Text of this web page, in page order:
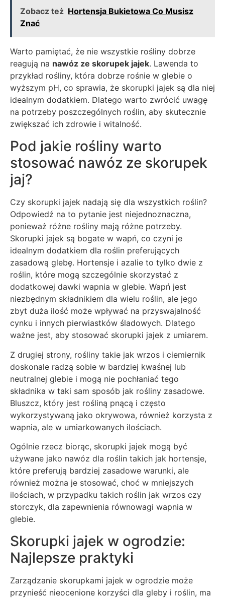
Zobacz też Hortensja Bukietowa Co Musisz
Znać
Warto pamiętać, że nie wszystkie rośliny dobrze
reagują na nawóz ze skorupek jajek. Lawenda to
przykład rośliny, która dobrze rośnie w glebie o
wyższym pH, co sprawia, że skorupki jajek są dla niej
idealnym dodatkiem. Dlatego warto zwrócić uwagę
na potrzeby poszczególnych roślin, aby skutecznie
zwiększać ich zdrowie i witalność.
Pod jakie rośliny warto
stosować nawóz ze skorupek
jaj?
Czy skorupki jajek nadają się dla wszystkich roślin?
Odpowiedź na to pytanie jest niejednoznaczna,
ponieważ różne rośliny mają różne potrzeby.
Skorupki jajek są bogate w wapń, co czyni je
idealnym dodatkiem dla roślin preferujących
zasadową glebę. Hortensje i azalie to tylko dwie z
roślin, które mogą szczególnie skorzystać z
dodatkowej dawki wapnia w glebie. Wapń jest
niezbędnym składnikiem dla wielu roślin, ale jego
zbyt duża ilość może wpływać na przyswajalność
cynku i innych pierwiastków śladowych. Dlatego
ważne jest, aby stosować skorupki jajek z umiarem.
Z drugiej strony, rośliny takie jak wrzos i ciemiernik
doskonale radzą sobie w bardziej kwaśnej lub
neutralnej glebie i mogą nie pochłaniać tego
składnika w taki sam sposób jak rośliny zasadowe.
Bluszcz, który jest rośliną pnącą i często
wykorzystywaną jako okrywowa, również korzysta z
wapnia, ale w umiarkowanych ilościach.
Ogólnie rzecz biorąc, skorupki jajek mogą być
używane jako nawóz dla roślin takich jak hortensje,
które preferują bardziej zasadowe warunki, ale
również można je stosować, choć w mniejszych
ilościach, w przypadku takich roślin jak wrzos czy
storczyk, dla zapewnienia równowagi wapnia w
glebie.
Skorupki jajek w ogrodzie:
Najlepsze praktyki
Zarządzanie skorupkami jajek w ogrodzie może
przynieść nieocenione korzyści dla gleby i roślin, ma